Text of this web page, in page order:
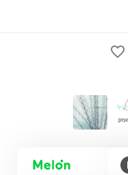
favorite_border